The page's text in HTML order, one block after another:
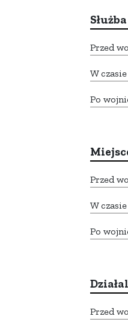
Przed
W
Po
Przed
W
Po
Przed